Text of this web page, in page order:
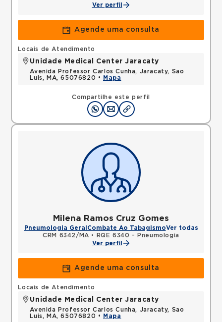
Ver perfil
Agende uma consulta
Compartilhe este perfil
Locais de Atendimento
Unidade Medical Center Jaracaty
Avenida Professor Carlos Cunha, Jaracaty, Sao
Luis, MA, 65076820 •
Mapa
Milena Ramos Cruz Gomes
Pneumologia Geral Combate Ao TabagismoVer todas
CRM 6342/MA •
RQE 6340 - Pneumologia
Ver perfil
Agende uma consulta
Locais de Atendimento
Unidade Medical Center Jaracaty
Avenida Professor Carlos Cunha, Jaracaty, Sao
Luis, MA, 65076820 •
Mapa